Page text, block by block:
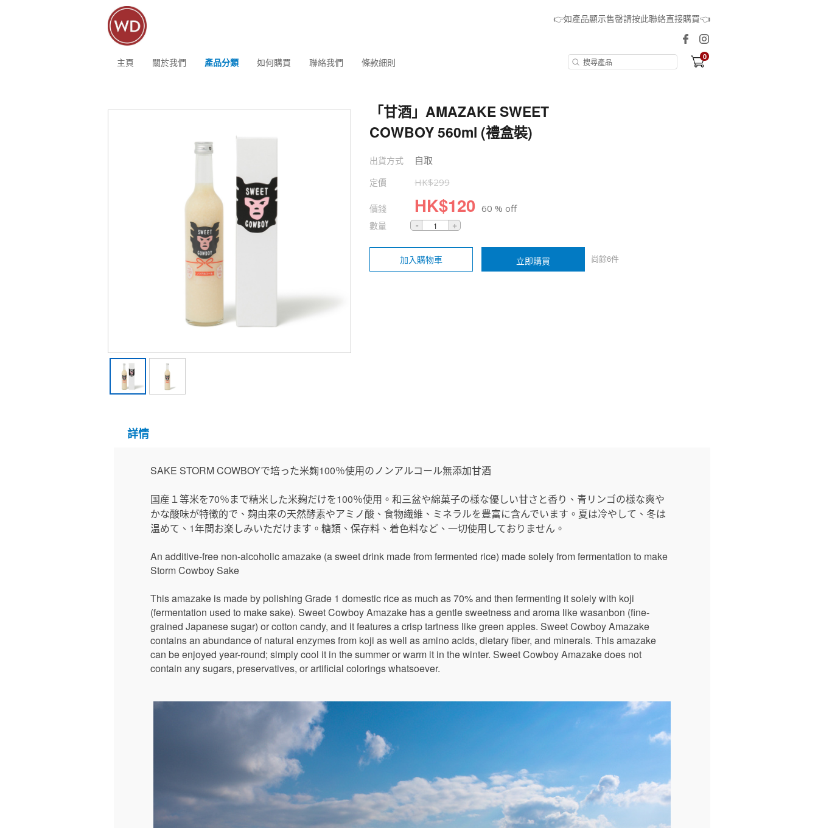
👉如產品顯示售罄請按此聯絡直接購買👈
主頁 關於我們 產品分類 如何購買 聯絡我們 條款細則 0
「甘酒」AMAZAKE SWEET
COWBOY 560ml (禮盒裝)
出貨方式 自取
定價 HK$299
價錢 HK$120 60 % off
數量
加入購物車 立即購買 尚餘6件
詳情
SAKE STORM COWBOYで培った米麹100％使用のノンアルコール無添加甘酒
国産１等米を70％まで精米した米麹だけを100％使用。和三盆や綿菓子の様な優しい甘さと香り、青リンゴの様な爽や
かな酸味が特徴的で、麹由来の天然酵素やアミノ酸、食物繊維、ミネラルを豊富に含んでいます。夏は冷やして、冬は
温めて、1年間お楽しみいただけます。糖類、保存料、着色料など、一切使用しておりません。
An additive-free non-alcoholic amazake (a sweet drink made from fermented rice) made solely from fermentation to make
Storm Cowboy Sake
This amazake is made by polishing Grade 1 domestic rice as much as 70% and then fermenting it solely with koji
(fermentation used to make sake). Sweet Cowboy Amazake has a gentle sweetness and aroma like wasanbon (fine-
grained Japanese sugar) or cotton candy, and it features a crisp tartness like green apples. Sweet Cowboy Amazake
contains an abundance of natural enzymes from koji as well as amino acids, dietary fiber, and minerals. This amazake
can be enjoyed year-round; simply cool it in the summer or warm it in the winter. Sweet Cowboy Amazake does not
contain any sugars, preservatives, or artificial colorings whatsoever.